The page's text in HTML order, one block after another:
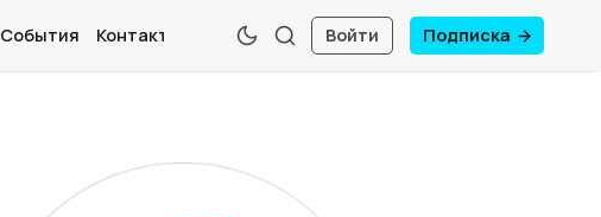
События Контакты Войти Подписка